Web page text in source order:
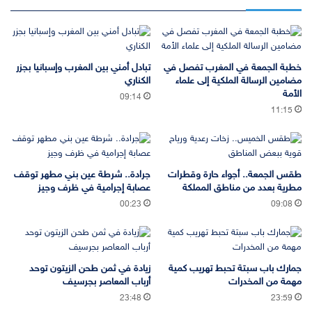
خطبة الجمعة في المغرب تفصل في
مضامين الرسالة الملكية إلى علماء
الأمة
11:15
تبادل أمني بين المغرب وإسبانيا بجزر
الكناري
09:14
طقس الجمعة.. أجواء حارة وقطرات
مطرية بعدد من مناطق المملكة
09:08
جرادة.. شرطة عين بني مطهر توقف
عصابة إجرامية في ظرف وجيز
00:23
جمارك باب سبتة تحبط تهريب كمية
مهمة من المخدرات
23:59
زيادة في ثمن طحن الزيتون توحد
أرباب المعاصر بجرسيف
23:48